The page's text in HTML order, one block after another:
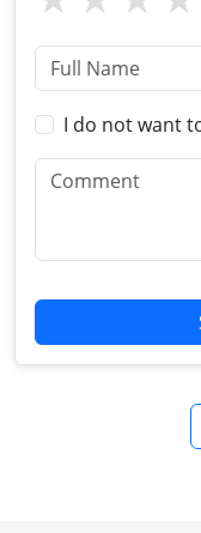
I do not want